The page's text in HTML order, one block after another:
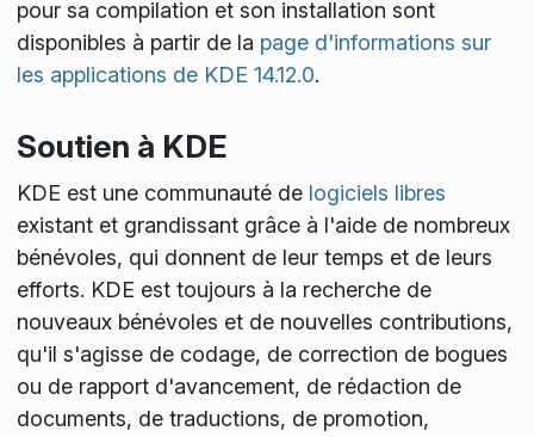
pour sa compilation et son installation sont
disponibles à partir de la page d'informations sur
les applications de KDE 14.12.0.
Soutien à KDE
KDE est une communauté de logiciels libres
existant et grandissant grâce à l'aide de nombreux
bénévoles, qui donnent de leur temps et de leurs
efforts. KDE est toujours à la recherche de
nouveaux bénévoles et de nouvelles contributions,
qu'il s'agisse de codage, de correction de bogues
ou de rapport d'avancement, de rédaction de
documents, de traductions, de promotion,